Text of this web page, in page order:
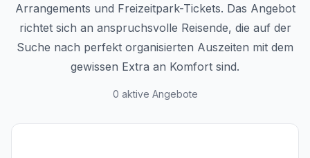
Arrangements und Freizeitpark-Tickets. Das Angebot
richtet sich an anspruchsvolle Reisende, die auf der
Suche nach perfekt organisierten Auszeiten mit dem
gewissen Extra an Komfort sind.
0 aktive Angebote